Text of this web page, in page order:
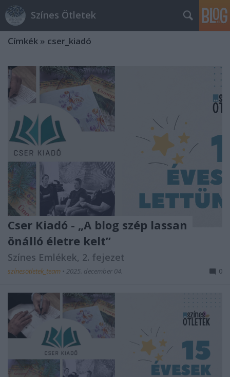
Színes Ötletek
Címkék » cser_kiadó
Cser Kiadó - „A blog szép lassan
önálló életre kelt”
Színes Emlékek, 2. fejezet
színesötletek_team • 2025. december 04. 0